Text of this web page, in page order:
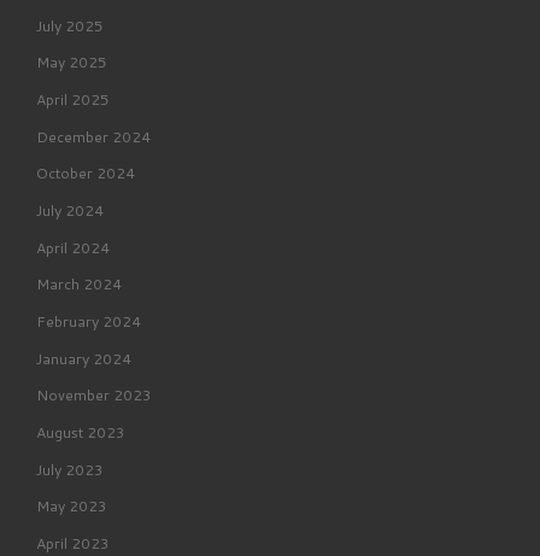
July 2025
May 2025
April 2025
December 2024
October 2024
July 2024
April 2024
March 2024
February 2024
January 2024
November 2023
August 2023
July 2023
May 2023
April 2023